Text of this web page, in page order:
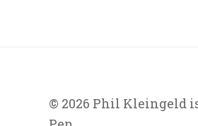
© 2026 Phil Kleingeld